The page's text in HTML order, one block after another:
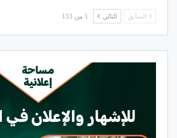
السابق التالي 1 من 133